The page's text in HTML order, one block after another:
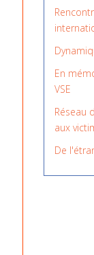
En
VSE
Réseau
aux
De